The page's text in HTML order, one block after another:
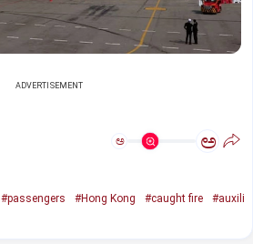
ADVERTISEMENT
ಅ ಅ
#passengers #Hong Kong #caught fire
#auxili